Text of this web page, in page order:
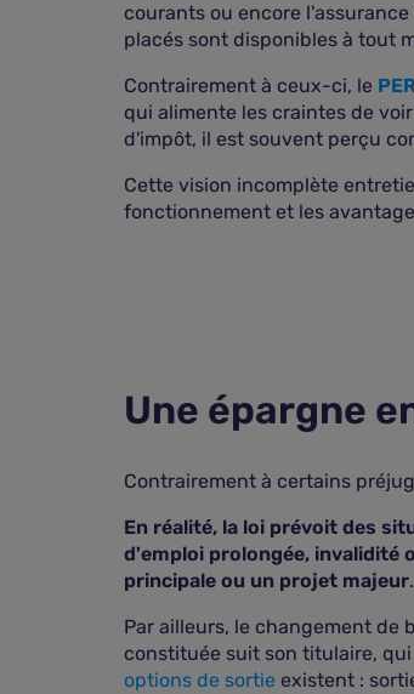
courants ou encore
placés sont disponibles à tout
Contrairement à ceux-ci, le
qui alimente les craintes de
d'impôt, il est souvent perçu
Cette vision incomplète
fonctionnement et les
Une épargne
Contrairement à certains
En réalité, la loi prévoit des
d'emploi prolongée, invalidité
principale ou un projet majeur.
Par ailleurs, le changement de
constituée suit son titulaire,
options de sortie existent :